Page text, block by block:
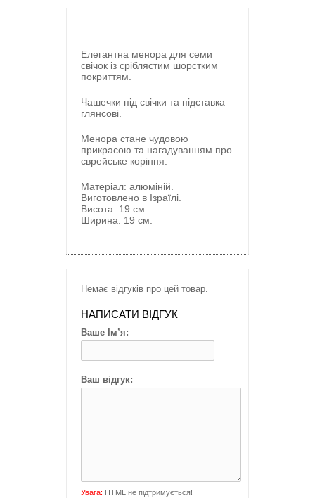
Елегантна менора для семи
свічок із сріблястим шорстким
покриттям.
Чашечки під свічки та підставка
глянсові.
Менора стане чудовою
прикрасою та нагадуванням про
єврейське коріння.
Матеріал: алюміній.
Виготовлено в Ізраїлі.
Висота: 19 см.
Ширина: 19 см.
Немає відгуків про цей товар.
НАПИСАТИ ВІДГУК
Ваше Ім’я:
Ваш відгук:
Увага: HTML не підтримується!